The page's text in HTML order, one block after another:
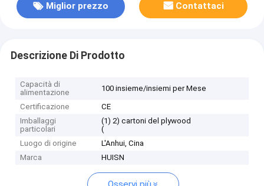
Miglior prezzo Contattaci
Descrizione Di Prodotto
Capacità di
alimentazione
100 insieme/insiemi per Mese
Certificazione
CE
Imballaggi
particolari
(1) 2) cartoni del plywood
(
Luogo di origine
L'Anhui, Cina
Marca
HUISN